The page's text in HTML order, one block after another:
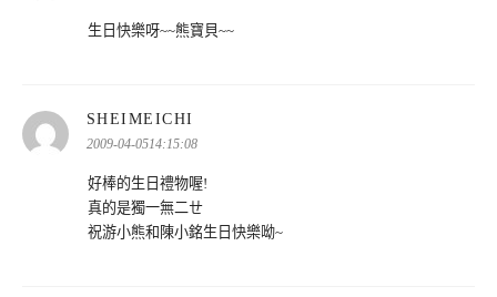
生日快樂呀~~熊寶貝~~
SHEIMEICHI
示:
2009-04-0514:15:08
好棒的生日禮物喔!
真的是獨一無二ㄝ
祝游小熊和陳小銘生日快樂呦~